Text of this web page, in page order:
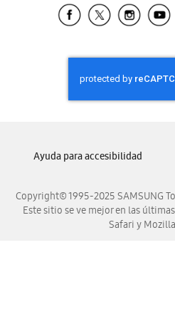
Samsung El
Samsung
Samsung
Samsung
Samsung
Copyright© 1995-2025 SAMSUNG
Este sitio se ve mejor en las
Safari y
Ayuda para accesibilidad